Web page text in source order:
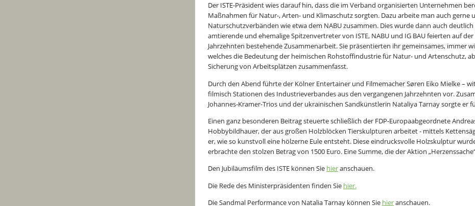
Der ISTE-Präsident wies darauf hin, dass die im Verband organisierten Unternehmen
Maßnahmen für Natur-, Arten- und Klimaschutz sorgten. Dazu arbeite man auch gerne
Naturschutzverbänden wie etwa dem NABU zusammen. Dies wurde dann auch
amtierende und ehemalige Spitzenvertreter von ISTE, NABU und IG BAU feierten auf
Jahrzehnten bestehende Zusammenarbeit. Sie präsentierten ihr gemeinsames, immer
welches die Bedeutung der heimischen Rohstoffindustrie für Natur- und Artenschutz,
Sicherung von Arbeitsplätzen zusammenfasst.
Durch den Abend führte der Kölner Entertainer und Filmemacher Søren Eiko Mielke –
filmisch Stationen des Industrieverbandes aus den vergangenen Jahrzehnten vor.
Johannes-Kramer-Trios und der ukrainischen Sandkünstlerin Nataliya Tarnay sorgte er
Einen ganz besonderen Beitrag steuerte schließlich der FDP-Europaabgeordnete
Hobbybildhauer, der aus großen Holzblöcken Tierskulpturen arbeitet - mittels
er, wie so kunstvoll eine hölzerne Eule entsteht. Diese eindrucksvolle Holzskulptur
erbrachte den stolzen Betrag von 1500 Euro. Eine Summe, die der Aktion
Den Jubiläumsfilm des ISTE können Sie hieranschauen.
Die Rede des Ministerpräsidenten finden Sie hier.
Die Sandmal Performance von Natalia Tarnay können Sie hieranschauen.